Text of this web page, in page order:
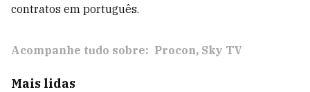
contratos em português.
Acompanhe tudo sobre: Procon Sky TV
Mais lidas